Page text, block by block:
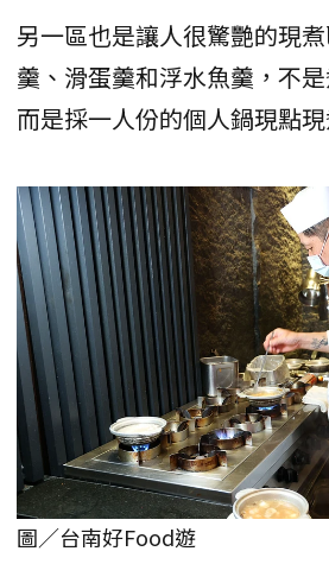
另一區也是讓人很驚艷的現
羹、滑蛋羹和浮水魚羹，不
而是採一人份的個人鍋現點現
圖／台南好Food遊